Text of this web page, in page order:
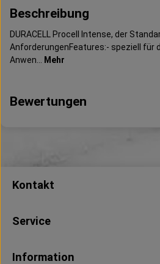
Beschreibung
DURACELL Procell Intense, der
AnforderungenFeatures:- speziell für
Anwen…
Mehr
Bewertungen
Kontakt
Service
Information